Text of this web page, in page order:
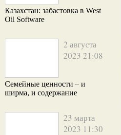
Казахстан: забастовка в West
Oil Software
2 августа
2023 21:08
Семейные ценности – и
ширма, и содержание
23 марта
2023 11:30